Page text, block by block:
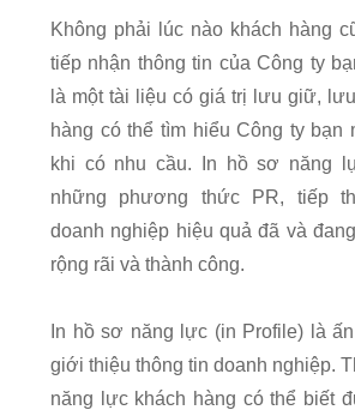
Không phải lúc nào khách hàng
tiếp nhận thông tin của Công ty
là một tài liệu có giá trị lưu giữ,
hàng có thể tìm hiểu Công ty bạn
khi có nhu cầu. In hồ sơ năng
những phương thức PR, tiếp
doanh nghiệp hiệu quả đã và
rộng rãi và thành công.
In hồ sơ năng lực (in Profile) là
giới thiệu thông tin doanh nghiệp.
năng lực khách hàng có thể biết